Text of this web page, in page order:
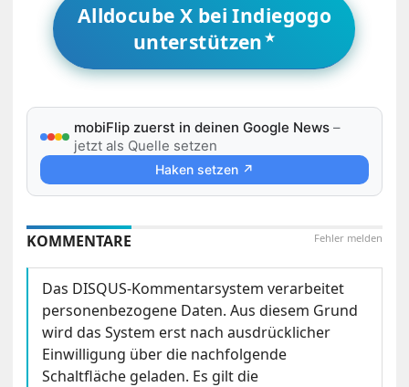
Alldocube X bei Indiegogo
unterstützen
mobiFlip zuerst in deinen Google News –
jetzt als Quelle setzen
Haken setzen ↗
Fehler melden
KOMMENTARE
Das DISQUS-Kommentarsystem verarbeitet
personenbezogene Daten. Aus diesem Grund
wird das System erst nach ausdrücklicher
Einwilligung über die nachfolgende
Schaltfläche geladen. Es gilt die